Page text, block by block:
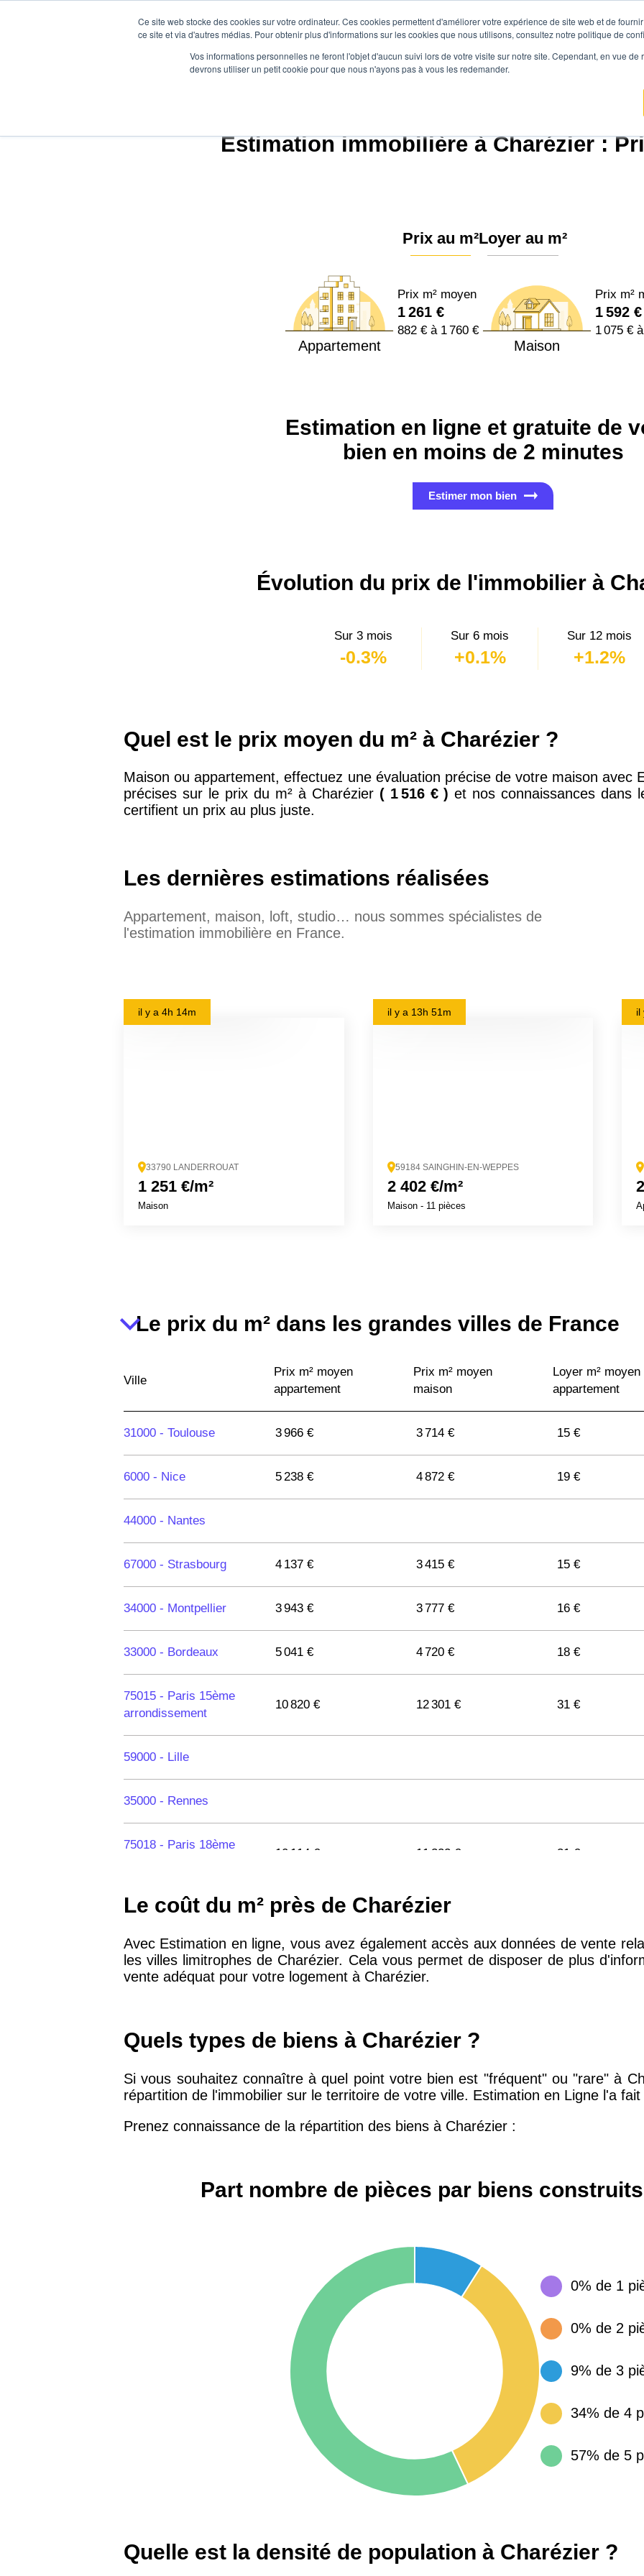
Ce site web stocke des cookies sur votre ordinateur. Ces cookies permettent d'améliorer votre expérience de site web et de
ce site et via d'autres médias. Pour obtenir plus d'informations sur les cookies que nous utilisons, consultez notre politique de
Vos informations personnelles ne feront l'objet d'aucun suivi lors de votre visite sur notre site. Cependant, en vue de
devrons utiliser un petit cookie pour que nous n'ayons pas à vous les redemander.
Prix immobilier Vendre avec
Charézier
Estimation immobilière à Charézier :
Prix au m²
Appartement
Prix m² moyen
1 261 €
882 € à 1 760 €
Loyer au m²
Maison
Prix m²
1 592 €
1 075 €
Estimation en ligne et gratuite de
bien en moins de 2 minutes
Estimer mon bien
Évolution du prix de l'immobilier à
Sur 3 mois
-0.3%
Sur 6 mois
+0.1%
Sur 12 mois
+1.2%
Quel est le prix moyen du m² à Charézier ?
Maison ou appartement, effectuez une évaluation précise de votre maison avec
précises sur le prix du m² à Charézier ( 1 516 € ) et nos connaissances dans
certifient un prix au plus juste.
Les dernières estimations réalisées
Appartement, maison, loft, studio… nous sommes spécialistes de
l'estimation immobilière en France.
il y a 4h 14m
33790 LANDERROUAT
1 251 €/m²
Maison
il y a 13h 51m
59184 SAINGHIN-EN-WEPPES
2 402 €/m²
Maison- 11 pièces
il
Le prix du m² dans les grandes villes de France
Ville
Prix m² moyen
appartement
Prix m² moyen
maison
Loyer m² moyen
appartement
31000 - Toulouse 3 966 € 3 714 € 15 €
6000 - Nice 5 238 € 4 872 € 19 €
44000 - Nantes
67000 - Strasbourg 4 137 € 3 415 € 15 €
34000 - Montpellier 3 943 € 3 777 € 16 €
33000 - Bordeaux 5 041 € 4 720 € 18 €
75015 - Paris 15ème
arrondissement
10 820 € 12 301 € 31 €
59000 - Lille
35000 - Rennes
75018 - Paris 18ème
10 114 € 11 322 € 31 €
75020 -Paris 20ème
9 623 € 11 141 €
75019 -Paris 19ème
arrondissement
9 231 € 10 415 €
2 667 €
75013 -
Paris 13ème
arrondissement
10 073 € 11 085 € 30 €
76600 -Le Havre 2 455 € 2 453 €
12 145 € 15 155 € 34 €
3 018 €
2 917 €
Le coût du m² près de Charézier
Avec Estimation en ligne, vous avez également accès aux données de vente
les villes limitrophes de Charézier. Cela vous permet de disposer de plus
vente adéquat pour votre logement à Charézier.
Quels types de biens à Charézier ?
Si vous souhaitez connaître à quel point votre bien est "fréquent" ou "rare" à
répartition de l'immobilier sur le territoire de votre ville. Estimation en Ligne l'a
Prenez connaissance de la répartition des biens à Charézier :
Part nombre de pièces par biens
0% de 1
0% de 2
9% de 3
34% de 4
57% de 5
Quelle est la densité de population à Charézier ?